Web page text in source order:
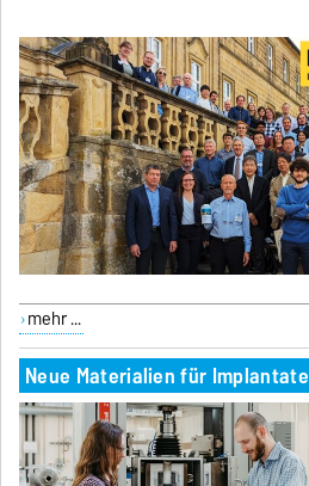
mehr ...
Neue Materialien für Implantate